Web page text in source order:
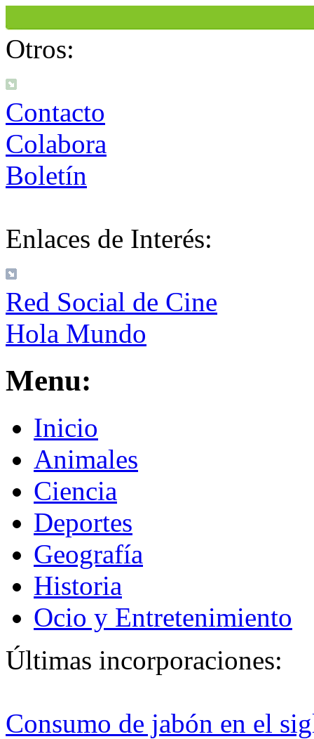
Otros:
Contacto
Colabora
Boletín
Enlaces de Interés:
Red Social de Cine
Hola Mundo
Menu:
Inicio
Animales
Ciencia
Deportes
Geografía
Historia
Ocio y Entretenimiento
Últimas incorporaciones:
Consumo de jabón en el